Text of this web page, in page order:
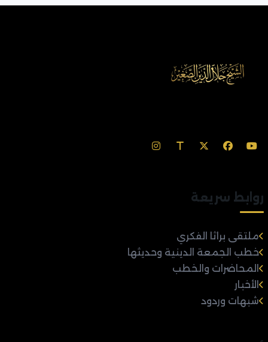
روابط سريعة
ملتقى براثا الفكري
خطب الجمعة الدينية وحديثها
المحاضرات والخطب
الأخبار
شبهات وردود